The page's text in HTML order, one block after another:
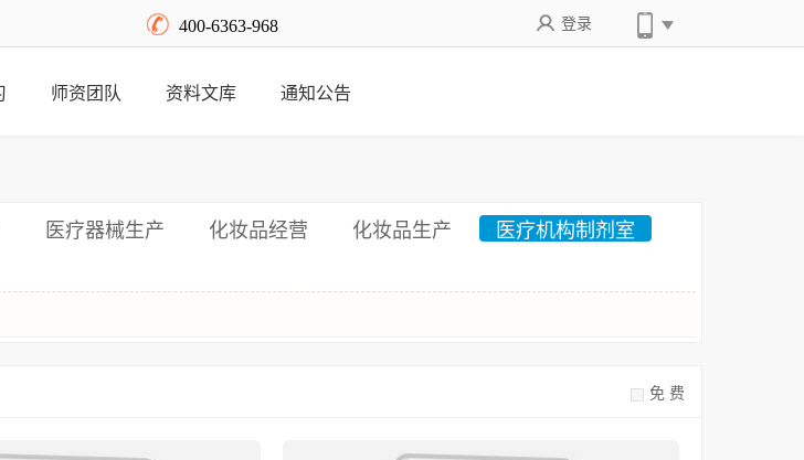
400-6363-968 登录
师资团队 资料文库 通知公告
医疗器械生产 化妆品经营 化妆品生产
医疗机构制剂室
免 费